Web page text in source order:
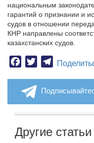
национальным
гарантий о признании и
судов в отношении
КНР направлены
казахстанских судов.
Facebook
TwitterTelegram
Другие